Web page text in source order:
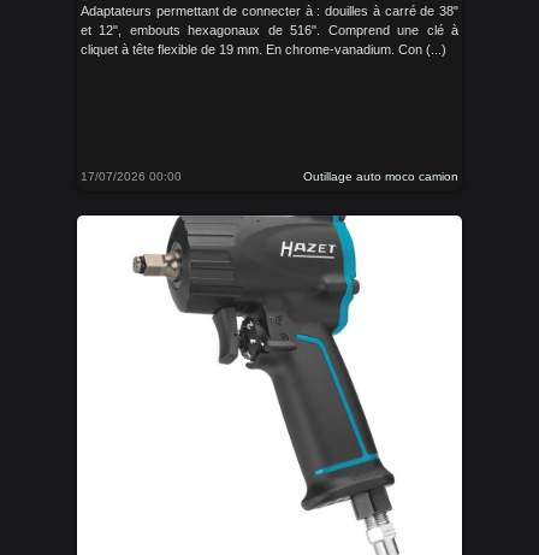
Adaptateurs permettant de connecter à : douilles à carré de 38"
et 12", embouts hexagonaux de 516". Comprend une clé à
cliquet à tête flexible de 19 mm. En chrome-vanadium. Con (...)
17/07/2026 00:00 Outillage auto moco camion